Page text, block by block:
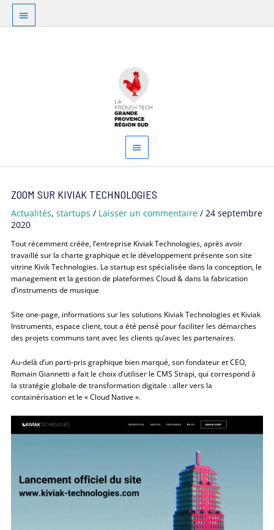
Aller
contenu
Au
dessus
principal
ZOOM SUR KIVIAK TECHNOLOGIES
Actualités,startups / Laisser un commentaire /24 septembre
2020
Tout récemment créée, l’entreprise Kiviak Technologies, après avoir
travaillé sur la charte graphique et le développement présente son site
vitrine Kivik Technologies. La startup est spécialisée dans la conception, le
management et la gestion de plateformes Cloud & dans la fabrication
d’instruments de musique
Site one-page, informations sur les solutions Kiviak Technologies et Kiviak
Instruments, espace client, tout a été pensé pour faciliter les démarches
des projets communs tant avec les clients qu’avec les partenaires.
Au-delà d’un parti-pris graphique bien marqué, son fondateur et CEO,
Romain Giannetti a fait le choix d’utiliser le CMS Strapi, qui correspond à
la stratégie globale de transformation digitale : aller vers la
containérisation et le « Cloud Native ».
des